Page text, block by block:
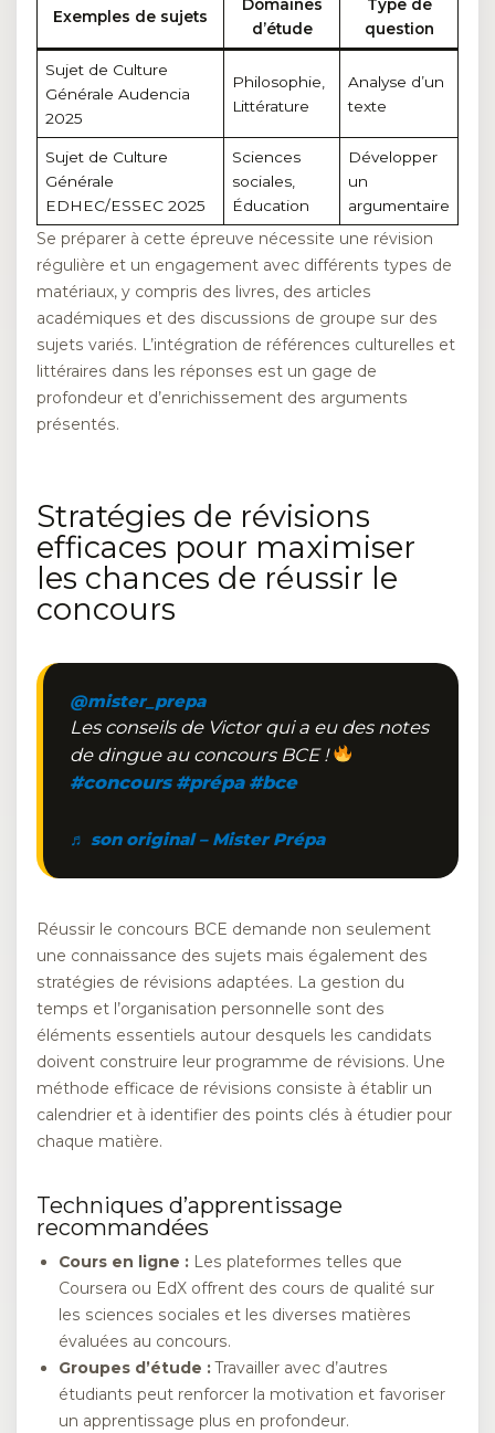
Exemples de sujets
Domaines
d’étude
Type de
question
Sujet de Culture
Générale Audencia
2025
Philosophie,
Littérature
Analyse d’un
texte
Sujet de Culture
Générale
EDHEC/ESSEC 2025
Sciences
sociales,
Éducation
Développer
un
argumentaire
Se préparer à cette épreuve nécessite une révision
régulière et un engagement avec différents types de
matériaux, y compris des livres, des articles
académiques et des discussions de groupe sur des
sujets variés. L’intégration de références culturelles et
littéraires dans les réponses est un gage de
profondeur et d’enrichissement des arguments
présentés.
Stratégies de révisions
efficaces pour maximiser
les chances de réussir le
concours
@mister_prepa
Les conseils de Victor qui a eu des notes
de dingue au concours BCE !
#concours #prépa #bce
♬ son original – Mister Prépa
Réussir le concours BCE demande non seulement
une connaissance des sujets mais également des
stratégies de révisions adaptées. La gestion du
temps et l’organisation personnelle sont des
éléments essentiels autour desquels les candidats
doivent construire leur programme de révisions. Une
méthode efficace de révisions consiste à établir un
calendrier et à identifier des points clés à étudier pour
chaque matière.
Techniques d’apprentissage
recommandées
Cours en ligne : Les plateformes telles que
Coursera ou EdX offrent des cours de qualité sur
les sciences sociales et les diverses matières
évaluées au concours.
Groupes d’étude :Travailler avec d’autres
étudiants peut renforcer la motivation et favoriser
un apprentissage plus en profondeur.